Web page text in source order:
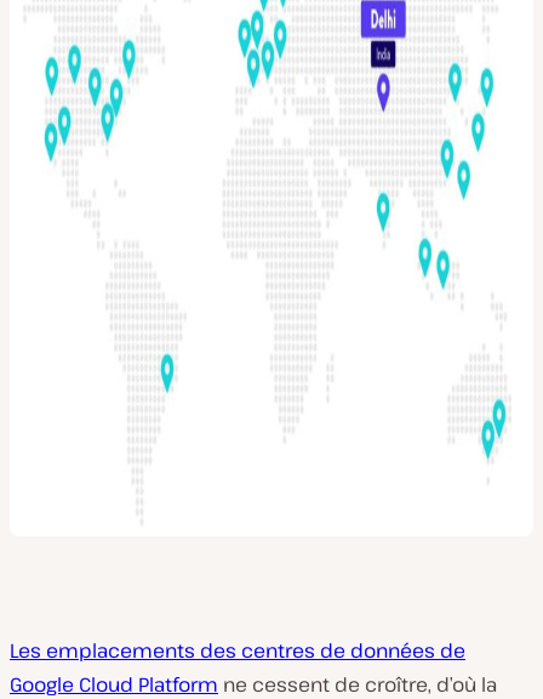
Les emplacements des centres de données de
Google Cloud Platform ne cessent de croître, d’où la